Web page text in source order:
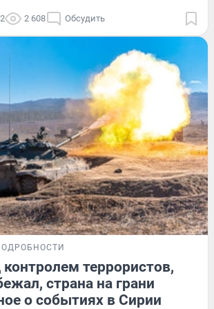
2 608 Обсудить
террористов,
страна на грани
о событиях в Сирии